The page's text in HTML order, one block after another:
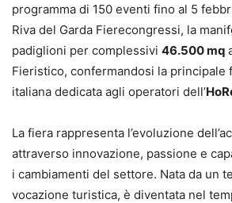
programma di 150 eventi fino al 5
Riva del Garda Fierecongressi, la
padiglioni per complessivi 46.500 mq
Fieristico, confermandosi la principale
italiana dedicata agli operatori dell’
La fiera rappresenta l’evoluzione
attraverso innovazione, passione e
i cambiamenti del settore. Nata da un
vocazione turistica, è diventata nel